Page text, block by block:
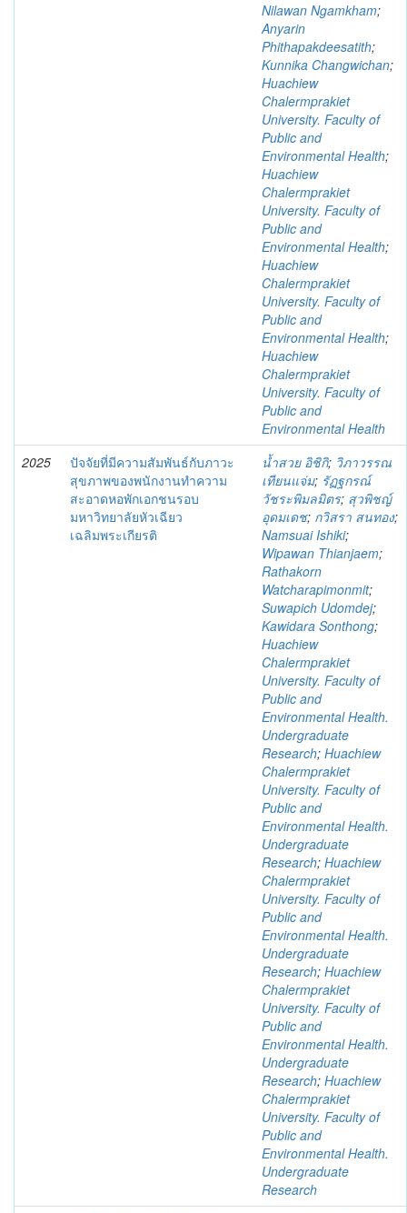
Nilawan Ngamkham;
Anyarin
Phithapakdeesatith;
Kunnika Changwichan;
Huachiew
Chalermprakiet
University. Faculty of
Public and
Environmental Health;
Huachiew
Chalermprakiet
University. Faculty of
Public and
Environmental Health;
Huachiew
Chalermprakiet
University. Faculty of
Public and
Environmental Health;
Huachiew
Chalermprakiet
University. Faculty of
Public and
Environmental Health
2025
ปัจจัยที่มีความสัมพันธ์กับภาวะ
สุขภาพของพนักงานทำความ
สะอาดหอพักเอกชนรอบ
มหาวิทยาลัยหัวเฉียว
เฉลิมพระเกียรติ
น้ำสวย อิชิกิ; วิภาวรรณ
เทียนแจ่ม; รัฏฐกรณ์
วัชระพิมลมิตร; สุวพิชญ์
อุดมเดช; กวิสรา สนทอง;
Namsuai Ishiki;
Wipawan Thianjaem;
Rathakorn
Watcharapimonmit;
Suwapich Udomdej;
Kawidara Sonthong;
Huachiew
Chalermprakiet
University. Faculty of
Public and
Environmental Health.
Undergraduate
Research; Huachiew
Chalermprakiet
University. Faculty of
Public and
Environmental Health.
Undergraduate
Research; Huachiew
Chalermprakiet
University. Faculty of
Public and
Environmental Health.
Undergraduate
Research; Huachiew
Chalermprakiet
University. Faculty of
Public and
Environmental Health.
Undergraduate
Research; Huachiew
Chalermprakiet
University. Faculty of
Public and
Environmental Health.
Undergraduate
Research